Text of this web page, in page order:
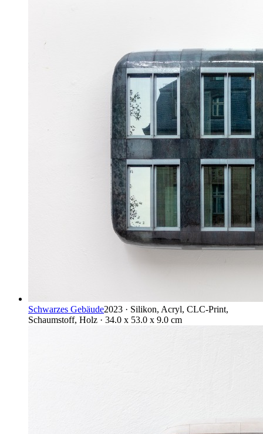
Schwarzes Gebäude2023 · Silikon, Acryl, CLC-Print,
Schaumstoff, Holz · 34.0 x 53.0 x 9.0 cm